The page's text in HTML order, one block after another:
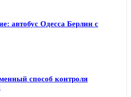
автобус Одесса Берлин с
способ контроля